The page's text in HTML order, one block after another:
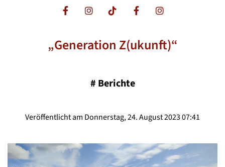
„Generation Z(ukunft)“
# Berichte
Veröffentlicht am Donnerstag, 24. August 2023 07:41